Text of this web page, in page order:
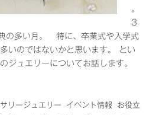
。
3
の多い月。 特に、卒業式や入学式
いのではないかと思います。 とい
ジュエリーについてお話します。
リージュエリー イベント情報
お役立